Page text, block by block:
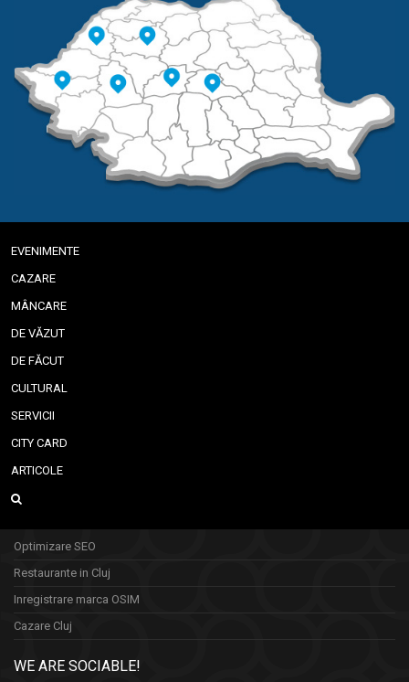
EVENIMENTE
CAZARE
MÂNCARE
DE VĂZUT
DE FĂCUT
CULTURAL
SERVICII
CITY CARD
ARTICOLE
Optimizare SEO
Restaurante in Cluj
Inregistrare marca OSIM
Cazare Cluj
WE ARE SOCIABLE!